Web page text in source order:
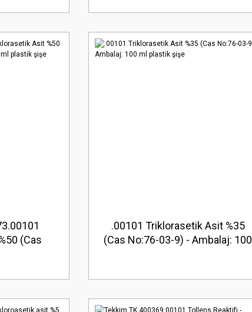
(Cas
.00101 Triklorasetik Asit %35
(Cas No:76-03-9) - Ambalaj: 100